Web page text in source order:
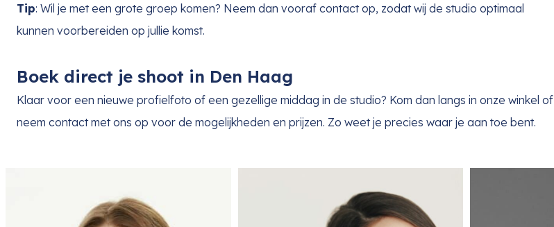
Tip: Wil je met een grote groep komen? Neem dan vooraf contact op, zodat wij de studio optimaal
kunnen voorbereiden op jullie komst.
Boek direct je shoot in Den Haag
Klaar voor een nieuwe profielfoto of een gezellige middag in de studio? Kom dan langs in onze winkel of
neem contact met ons op voor de mogelijkheden en prijzen. Zo weet je precies waar je aan toe bent.